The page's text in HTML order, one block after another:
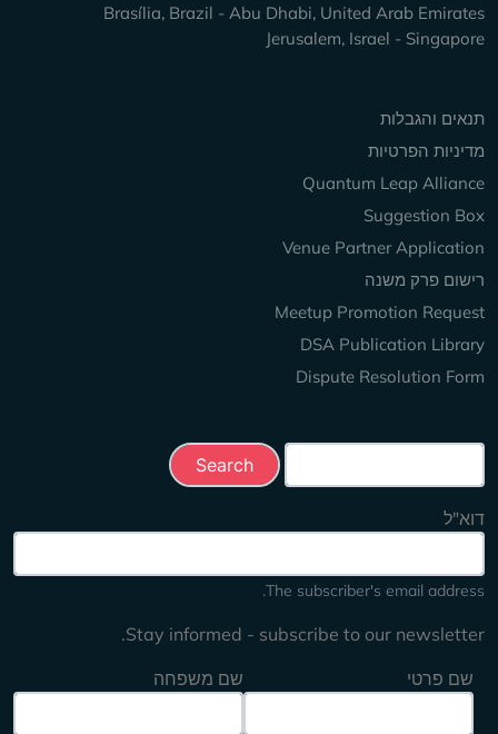
Brasília, Brazil - Abu Dhabi, United Arab Emirates
Jerusalem, Israel - Singapore
Keep Exploring
תנאים והגבלות
מדיניות הפרטיות
Quantum Leap Alliance
Suggestion Box
Venue Partner Application
רישום פרק משנה
Meetup Promotion Request
DSA Publication Library
Dispute Resolution Form
דוא"ל
The subscriber's email address.
Stay informed - subscribe to our newsletter.
שם פרטי
שם משפחה